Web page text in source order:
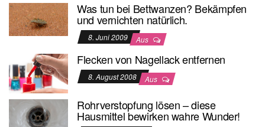
Was tun bei Bettwanzen? Bekämpfen
und vernichten natürlich.
8. Juni 2009 Aus
Flecken von Nagellack entfernen
8. August 2008 Aus
Rohrverstopfung lösen – diese
Hausmittel bewirken wahre Wunder!